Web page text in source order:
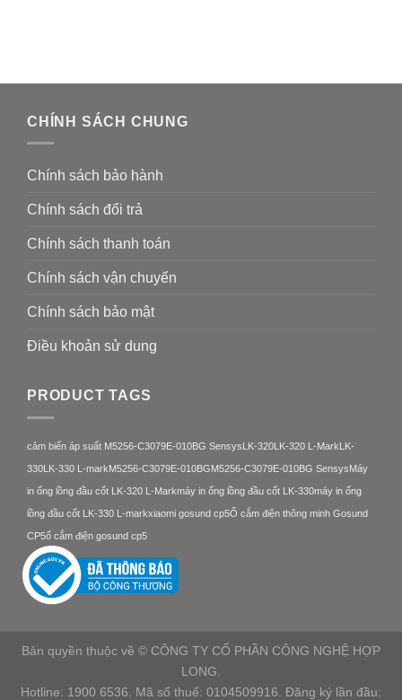
CHÍNH SÁCH CHUNG
Chính sách bảo hành
Chính sách đổi trả
Chính sách thanh toán
Chính sách vận chuyển
Chính sách bảo mật
Điều khoản sử dung
PRODUCT TAGS
cảm biến áp suất M5256-C3079E-010BG SensysLK-320LK-320 L-MarkLK-
330LK-330 L-markM5256-C3079E-010BGM5256-C3079E-010BG SensysMáy
in ống lồng đầu cốt LK-320 L-Markmáy in ống lồng đầu cốt LK-330máy in ống
lồng đầu cốt LK-330 L-markxiaomi gosund cp5Ổ cắm điện thông minh Gosund
CP5ổ cắm điện gosund cp5
Bản quyền thuộc về © CÔNG TY CỔ PHẦN CÔNG NGHỆ HỢP
LONG.
Hotline: 1900 6536. Mã số thuế: 0104509916. Đăng ký lần đầu: